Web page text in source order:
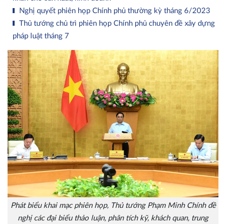
Nghị quyết phiên họp Chính phủ thường kỳ tháng 6/2023
Thủ tướng chủ trì phiên họp Chính phủ chuyên đề xây dựng
pháp luật tháng 7
Phát biểu khai mạc phiên họp, Thủ tướng Phạm Minh Chính đề
nghị các đại biểu thảo luận, phân tích kỹ, khách quan, trung